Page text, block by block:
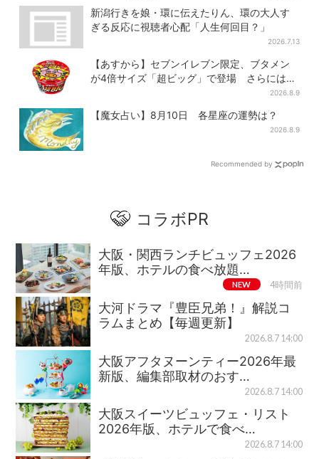
活！一夜限りの盆踊りも
ービス拡大
新潟行きを娘・環に伝えたりん、環の大人す
ぎる反応に視聴者心配「人生何回目？」
2026.7.13
【あすから】セブンイレブン限定、ブタメン
が4倍サイズ「超ビッグ」で登場 さらには
2026.8.9
【魔女占い】8月10日 各星座の運勢は？
2026.8.9
Recommended by
コラボPR
大阪・関西ランチビュッフェ2026
年版、ホテルの食べ放題…
NEW 4時間前
大河ドラマ『豊臣兄弟！』解説コ
ラムまとめ【毎週更新】
2026.8.7 14:00
大阪アフタヌーンティー2026年最
新版、編集部取材のおす…
2026.8.7 14:00
大阪スイーツビュッフェ・リスト
2026年版、ホテルで食べ…
2026.8.7 14:00